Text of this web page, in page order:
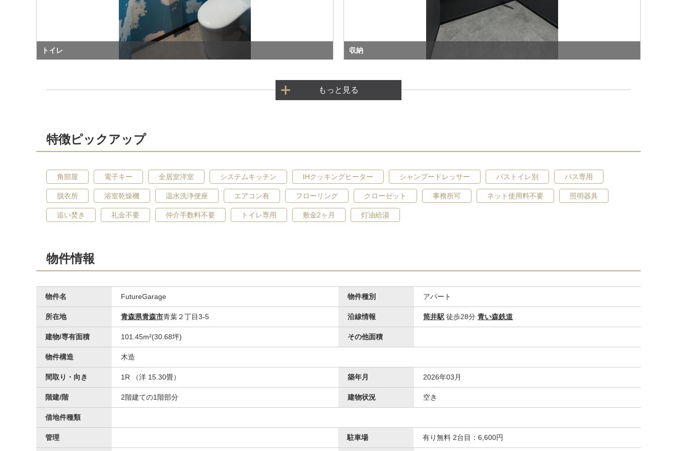
トイレ 収納
玄関
駐車場
セキュリティ
もっと見る
特徴ピックアップ
角部屋 電子キー 全居室洋室 システムキッチン IHクッキングヒーター シャンプードレッサー バストイレ別 バス専用
脱衣所 浴室乾燥機 温水洗浄便座 エアコン有 フローリング クローゼット 事務所可 ネット使用料不要 照明器具
追い焚き 礼金不要 仲介手数料不要 トイレ専用 敷金2ヶ月 灯油給湯
物件情報
物件名 FutureGarage 物件種別 アパート
所在地 青森県青森市青葉２丁目3-5 沿線情報 筒井駅 徒歩28分 青い森鉄道
建物/専有面積 101.45m²(30.68坪) その他面積
物件構造 木造
間取り・向き 1R （洋 15.30畳） 築年月 2026年03月
階建/階 2階建ての1階部分 建物状況 空き
借地件種類
管理 駐車場 有り無料 2台目：6,600円